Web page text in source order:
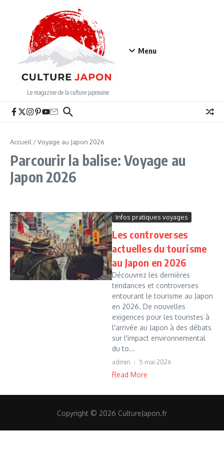
Le magazine de la culture japonaise
Menu
Accueil /Voyage au Japon 2026
Parcourir la balise: Voyage au
Japon 2026
Infos pratiques voyages
Les controverses
actuelles du tourisme
au Japon en 2026
Découvrez les dernières
tendances et controverses
entourant le tourisme au Japon
en 2026. De nouvelles
exigences pour les touristes à
l'arrivée au Japon à des débats
sur l'impact environnemental
du to...
admin 5 mai 2026
Read More